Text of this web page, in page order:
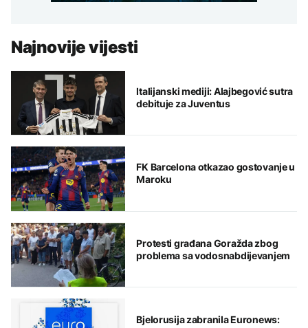
Najnovije vijesti
Italijanski mediji: Alajbegović sutra
debituje za Juventus
FK Barcelona otkazao gostovanje u
Maroku
Protesti građana Goražda zbog
problema sa vodosnabdijevanjem
Bjelorusija zabranila Euronews: